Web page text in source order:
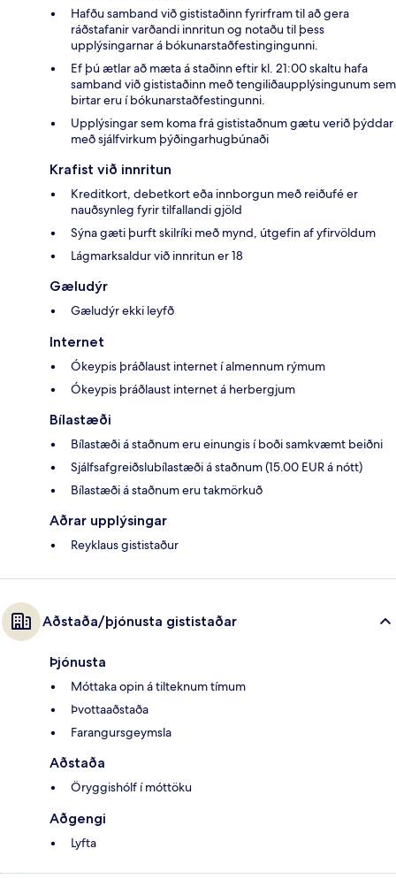
Hafðu samband við gististaðinn fyrirfram til að gera
ráðstafanir varðandi innritun og notaðu til þess
upplýsingarnar á bókunarstaðfestingingunni.
Ef þú ætlar að mæta á staðinn eftir kl. 21:00 skaltu hafa
samband við gististaðinn með tengiliðaupplýsingunum sem
birtar eru í bókunarstaðfestingunni.
Upplýsingar sem koma frá gististaðnum gætu verið þýddar
með sjálfvirkum þýðingarhugbúnaði
Krafist við innritun
Kreditkort, debetkort eða innborgun með reiðufé er
nauðsynleg fyrir tilfallandi gjöld
Sýna gæti þurft skilríki með mynd, útgefin af yfirvöldum
Lágmarksaldur við innritun er 18
Gæludýr
Gæludýr ekki leyfð
Internet
Ókeypis þráðlaust internet í almennum rýmum
Ókeypis þráðlaust internet á herbergjum
Bílastæði
Bílastæði á staðnum eru einungis í boði samkvæmt beiðni
Sjálfsafgreiðslubílastæði á staðnum (15.00 EUR á nótt)
Bílastæði á staðnum eru takmörkuð
Aðrar upplýsingar
Reyklaus gististaður
Aðstaða/þjónusta gististaðar
Þjónusta
Móttaka opin á tilteknum tímum
Þvottaaðstaða
Farangursgeymsla
Aðstaða
Öryggishólf í móttöku
Aðgengi
Lyfta